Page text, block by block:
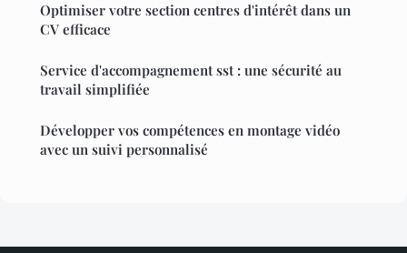
Optimiser votre section centres d'intérêt dans un
CV efficace
Service d'accompagnement sst : une sécurité au
travail simplifiée
Développer vos compétences en montage vidéo
avec un suivi personnalisé